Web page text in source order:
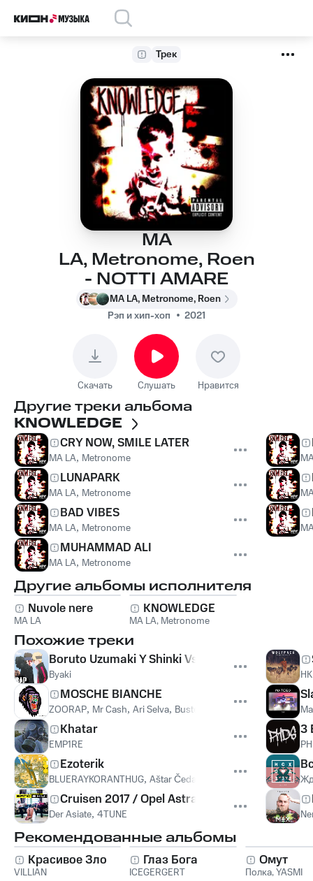
Трек
MA
LA, Metronome, Roen
- NOTTI AMARE
MA LA, Metronome, Roen
Рэп и хип-хоп
2021
Скачать Слушать Нравится
Другие треки альбома
KNOWLEDGE
CRY NOW, SMILE LATER
MA LA, Metronome
LUNAPARK
MA LA, Metronome
BAD VIBES
MA LA, Metronome
MUHAMMAD ALI
MA LA, Metronome
Другие альбомы исполнителя
Nuvole nere
MA LA
KNOWLEDGE
MA LA, Metronome
Похожие треки
Boruto Uzumaki Y Shinki Vs Urashiki Otsutsuki.
Byaki
MOSCHE BIANCHE
ZOORAP, Mr Cash, Ari Selva, Buster Quito
Khatar
EMP1RE
Ezoterik
BLUERAYKORANTHUG, Aštar Čedar
Cruisen 2017 / Opel Astra Crew
Der Asiate, 4TUNE
3
Рекомендованные альбомы
Красивое Зло
VILLIAN
Глаз Бога
ICEGERGERT
Омут
Полка,YASMI